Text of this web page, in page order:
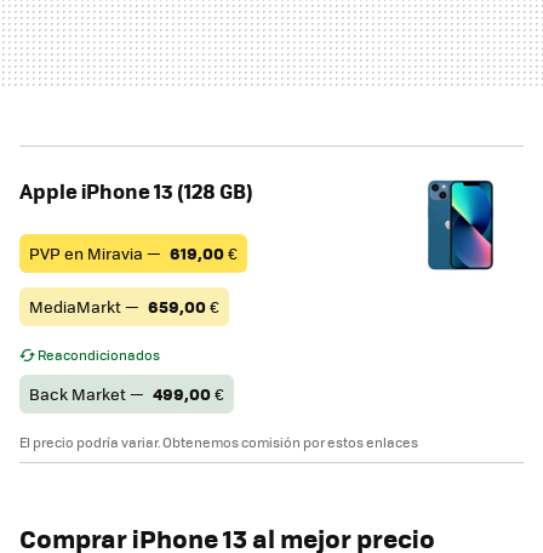
Apple iPhone 13 (128 GB)
PVP en Miravia — 619,00€
MediaMarkt — 659,00€
Reacondicionados
Back Market — 499,00€
El precio podría variar. Obtenemos comisión por estos enlaces
Comprar iPhone 13 al mejor precio